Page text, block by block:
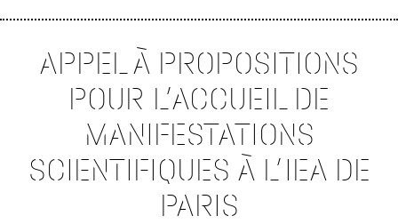
APPEL À PROPOSITIONS
POUR L’ACCUEIL DE
MANIFESTATIONS
SCIENTIFIQUES À L’IEA DE
PARIS